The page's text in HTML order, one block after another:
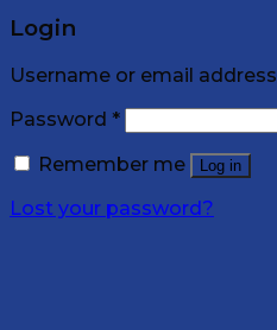
Login
Username or email address
Password *
Remember me
Log in
Lost your password?